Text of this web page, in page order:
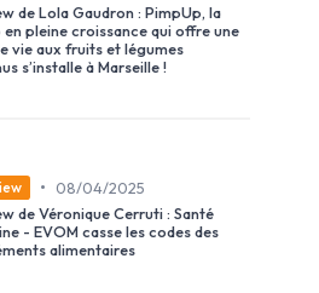
de Lola Gaudron : PimpUp, la
pleine croissance qui offre une
vie aux fruits et légumes
s’installe à Marseille !
•
08/04/2025
de Véronique Cerruti : Santé
- EVOM casse les codes des
alimentaires